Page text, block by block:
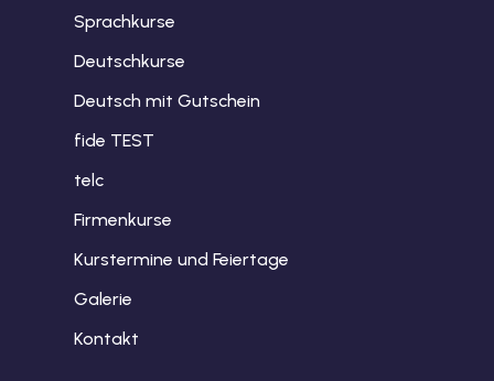
Sprachkurse
Deutschkurse
Deutsch mit Gutschein
fide TEST
telc
Firmenkurse
Kurstermine und Feiertage
Galerie
Kontakt